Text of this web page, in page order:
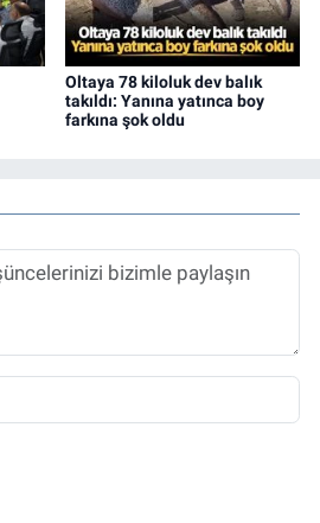
Oltaya 78 kiloluk dev balık
takıldı: Yanına yatınca boy
farkına şok oldu